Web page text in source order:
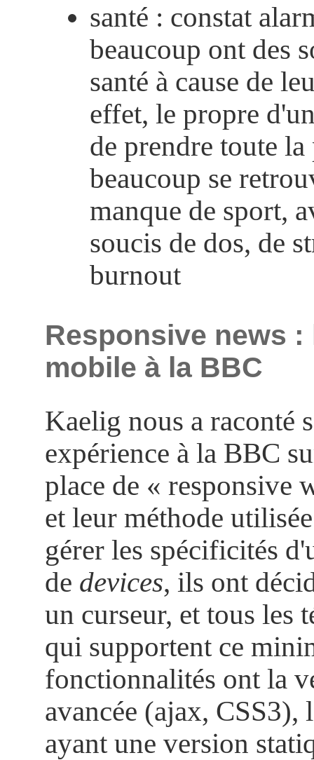
santé : constat
beaucoup ont des
santé à cause de
effet, le propre
de prendre toute la
beaucoup se
manque de sport,
soucis de dos, de
burnout
Responsive news
mobile à la BBC
Kaelig nous a raconté
expérience à la BBC
place de « responsive
et leur méthode
gérer les spécificités
de devices, ils ont
un curseur, et tous les
qui supportent ce
fonctionnalités ont la
avancée (ajax, CSS3),
ayant une version